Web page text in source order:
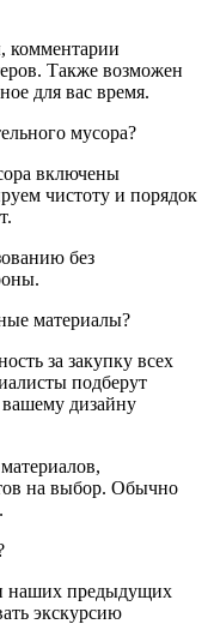
комментарии
Также возможен
для вас время.
мусора?
включены
чистоту и порядок
без
материалы?
за закупку всех
подберут
дизайну
на выбор. Обычно
наших предыдущих
экскурсию